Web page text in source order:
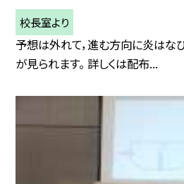
校長室より
予想は外れて，進む方向に炎はな
が見られます。 詳しくは配布...